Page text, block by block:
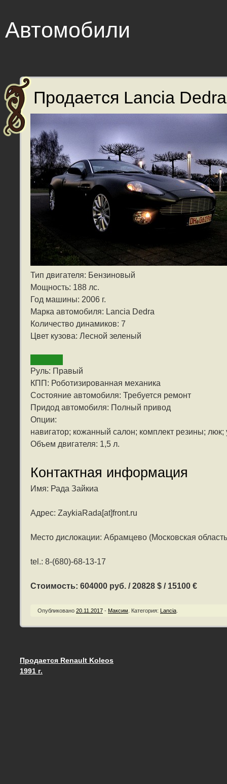
Автомобили
Продается Lancia
Тип двигателя: Бензиновый
Мощность: 188 лс.
Год машины: 2006 г.
Марка автомобиля: Lancia Dedra
Количество динамиков: 7
Цвет кузова: Лесной зеленый
Руль: Правый
КПП: Роботизированная механика
Состояние автомобиля: Требуется ремонт
Придод автомобиля: Полный привод
Опции:
навигатор; кожанный салон; комплект резины;
Объем двигателя: 1,5 л.
Контактная информация
Имя: Рада Зайкиа
Адрес: ZaykiaRada[at]front.ru
Место дислокации: Абрамцево (Московская
tel.: 8-(680)-68-13-17
Стоимость: 604000 руб. / 20828 $ / 15100 €
Опубликовано 20.11.2017 - Максим Категория: Lancia
Запись навигация
Продается Renault Koleos
1991 г.